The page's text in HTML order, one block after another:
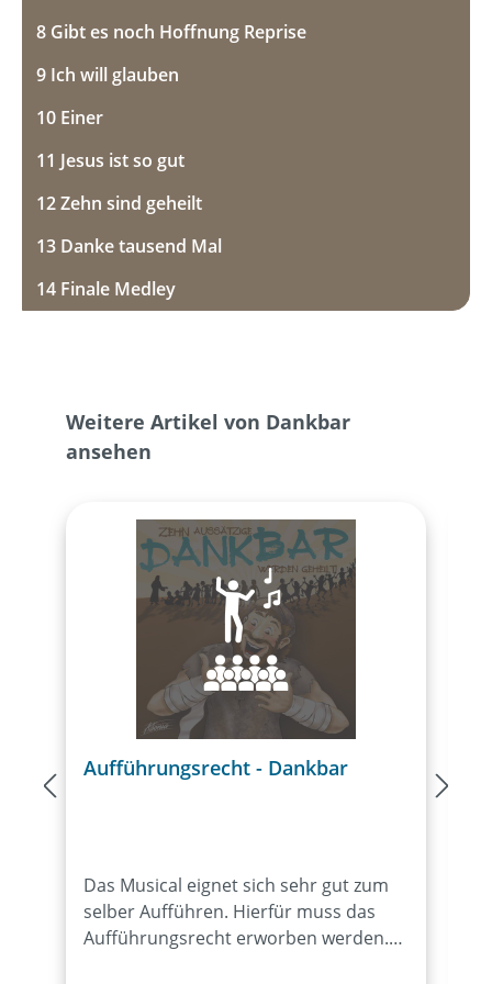
8 Gibt es noch Hoffnung Reprise
9 Ich will glauben
10 Einer
11 Jesus ist so gut
12 Zehn sind geheilt
13 Danke tausend Mal
14 Finale Medley
Produktgalerie überspringen
Weitere Artikel von Dankbar
ansehen
Aufführungsrecht - Dankbar
Das Musical eignet sich sehr gut zum
selber Aufführen. Hierfür muss das
Aufführungsrecht erworben werden.